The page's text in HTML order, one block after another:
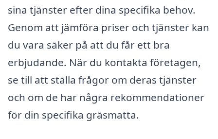
sina tjänster efter dina specifika behov.
Genom att jämföra priser och tjänster kan
du vara säker på att du får ett bra
erbjudande. När du kontakta företagen,
se till att ställa frågor om deras tjänster
och om de har några rekommendationer
för din specifika gräsmatta.